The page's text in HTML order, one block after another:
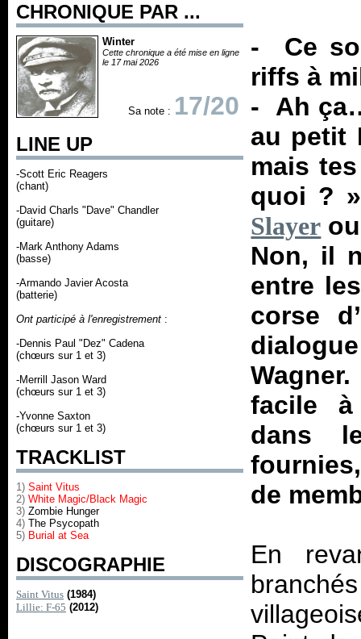
CHRONIQUE PAR ...
Winter
Cette chronique a été mise en ligne
le 17 mai 2026
Sa note : 17/20
LINE UP
-Scott Eric Reagers
(chant)
-David Charls "Dave" Chandler
(guitare)
-Mark Anthony Adams
(basse)
-Armando Javier Acosta
(batterie)
Ont participé à l'enregistrement :
-Dennis Paul "Dez" Cadena
(chœurs sur 1 et 3)
-Merrill Jason Ward
(chœurs sur 1 et 3)
-Yvonne Saxton
(chœurs sur 1 et 3)
TRACKLIST
1) Saint Vitus
2) White Magic/Black Magic
3) Zombie Hunger
4) The Psycopath
5) Burial at Sea
DISCOGRAPHIE
Saint Vitus (1984)
Lillie: F-65 (2012)
- Ce
riffs à
- Ah
au petit
mais
quoi ?
Slayer
Non, il
entre
corse
facile à
dans
de
En